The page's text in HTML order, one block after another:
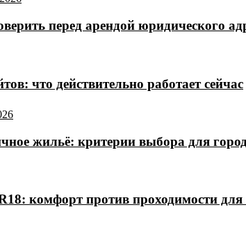
перед арендой юридического
что действительно работает сейчас
жильё: критерии выбора для
комфорт против проходимости